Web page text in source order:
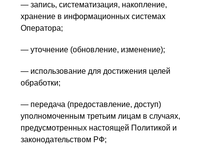
— запись, систематизация, накопление,
хранение в информационных системах
Оператора;
— уточнение (обновление, изменение);
— использование для достижения целей
обработки;
— передача (предоставление, доступ)
уполномоченным третьим лицам в случаях,
предусмотренных настоящей Политикой и
законодательством РФ;